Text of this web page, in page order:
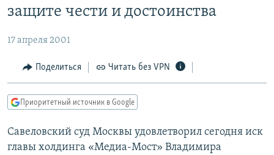
поиску
СЕВЕР.РЕАЛИИ
ПОДПИШИТЕСЬ НА РАССЫЛКУ
СОЦИАЛЬНЫЕ СЕТИ
защите чести и достоинства
17 апреля 2001
Поделиться Читать без VPN
Приоритетный источник в Google
Савеловский суд Москвы удовлетворил сегодня иск
главы холдинга «Медиа-Мост» Владимира